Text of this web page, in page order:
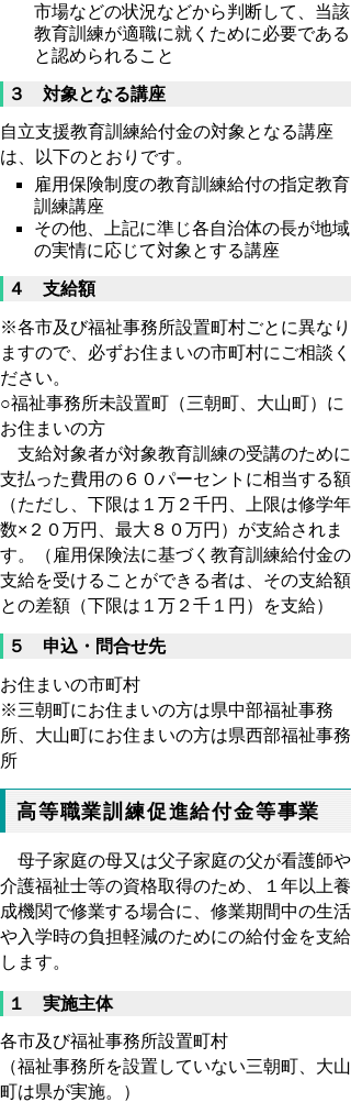
市場などの状況などから判断して、当該
教育訓練が適職に就くために必要である
と認められること
３ 対象となる講座
自立支援教育訓練給付金の対象となる講座
は、以下のとおりです。
雇用保険制度の教育訓練給付の指定教育
訓練講座
その他、上記に準じ各自治体の長が地域
の実情に応じて対象とする講座
４ 支給額
※各市及び福祉事務所設置町村ごとに異なり
ますので、必ずお住まいの市町村にご相談く
ださい。
○福祉事務所未設置町（三朝町、大山町）に
お住まいの方
支給対象者が対象教育訓練の受講のために
支払った費用の６０パーセントに相当する額
（ただし、下限は１万２千円、上限は修学年
数×２０万円、最大８０万円）が支給されま
す。（雇用保険法に基づく教育訓練給付金の
支給を受けることができる者は、その支給額
との差額（下限は１万２千１円）を支給）
５ 申込・問合せ先
お住まいの市町村
※三朝町にお住まいの方は県中部福祉事務
所、大山町にお住まいの方は県西部福祉事務
所
高等職業訓練促進給付金等事業
母子家庭の母又は父子家庭の父が看護師や
介護福祉士等の資格取得のため、１年以上養
成機関で修業する場合に、修業期間中の生活
や入学時の負担軽減のためにの給付金を支給
します。
１ 実施主体
各市及び福祉事務所設置町村
（福祉事務所を設置していない三朝町、大山
町は県が実施。）